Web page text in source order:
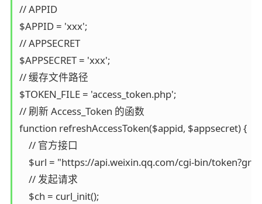
// APPID
$APPID = 'xxx';
// APPSECRET
$APPSECRET = 'xxx';
// 缓存文件路径
$TOKEN_FILE = 'access_token.php';
// 刷新 Access_Token 的函数
function refreshAccessToken($appid, $appsecret) {
    // 官方接口
$url = "https://api.weixin.qq.com/cgi-bin/
    // 发起请求
    $ch = curl_init();